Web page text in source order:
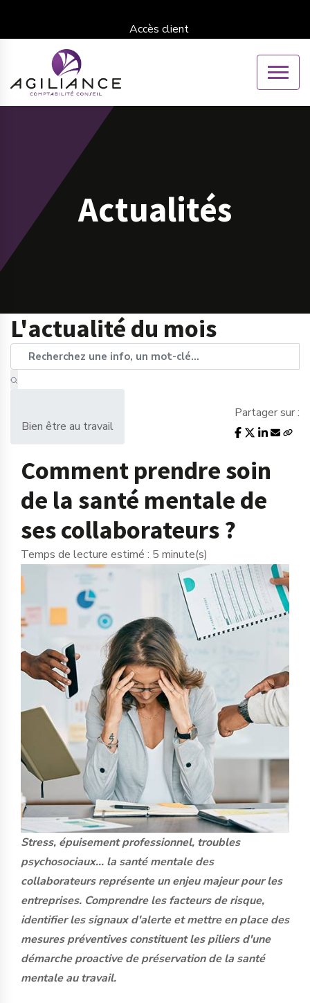
Accès client
Actualités
L'actualité du mois
Bien être au travail
Partager sur :
Comment prendre soin
de la santé mentale de
ses collaborateurs ?
Temps de lecture estimé : 5 minute(s)
Stress, épuisement professionnel, troubles
psychosociaux… la santé mentale des
collaborateurs représente un enjeu majeur pour les
entreprises. Comprendre les facteurs de risque,
identifier les signaux d'alerte et mettre en place des
mesures préventives constituent les piliers d'une
démarche proactive de préservation de la santé
mentale au travail.